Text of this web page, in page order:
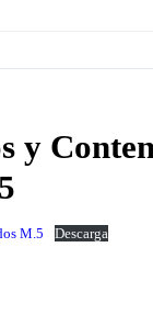
y
M.5 Descarga